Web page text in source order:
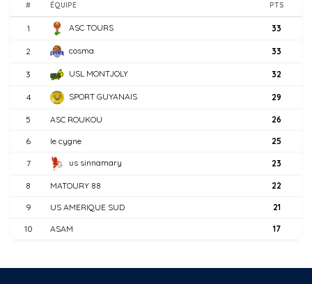
# ÉQUIPE PTS
1 ASC TOURS 33
2 cosma 33
3 USL MONTJOLY 32
4 SPORT GUYANAIS 29
5 ASC ROUKOU 26
6 le cygne 25
7 us sinnamary 23
8 MATOURY 88 22
9 US AMERIQUE SUD 21
10 ASAM 17